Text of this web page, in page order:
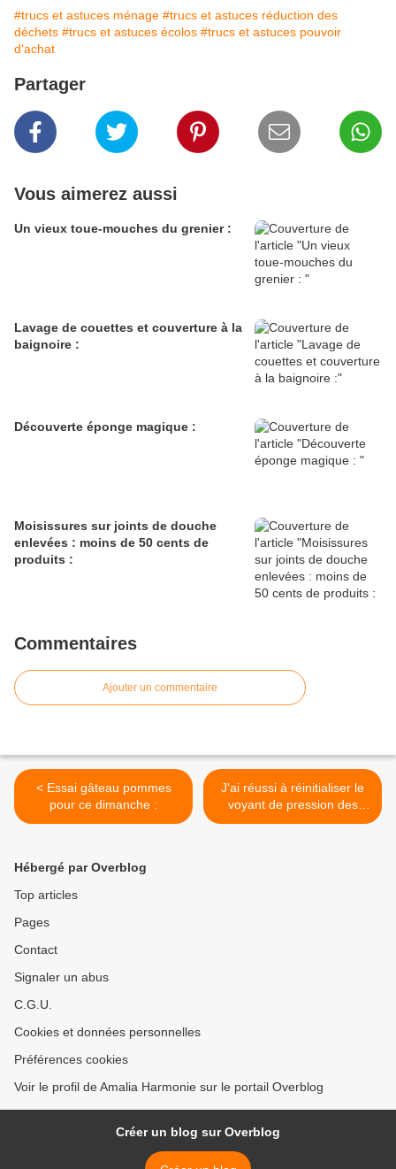
#trucs et astuces ménage #trucs et astuces réduction des
déchets #trucs et astuces écolos #trucs et astuces pouvoir
d'achat
Partager
Vous aimerez aussi
Un vieux toue-mouches du grenier :
Lavage de couettes et couverture à la
baignoire :
Découverte éponge magique :
Moisissures sur joints de douche
enlevées : moins de 50 cents de
produits :
Commentaires
Ajouter un commentaire
< Essai gâteau pommes
pour ce dimanche :
J'ai réussi à réinitialiser le
voyant de pression des
pneus de ma voiture :
Hébergé par Overblog
Top articles
Pages
Contact
Signaler un abus
C.G.U.
Cookies et données personnelles
Préférences cookies
Voir le profil de Amalia Harmonie sur le portail Overblog
Créer un blog sur Overblog